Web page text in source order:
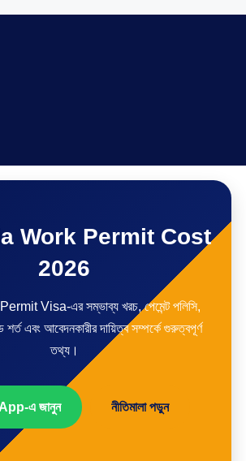
Work Permit Cost
2026
Visa-এর সম্ভাব্য খরচ, পেমেন্ট পলিসি,
শর্ত এবং আবেদনকারীর দায়িত্ব সম্পর্কে গুরুত্বপূর্ণ
তথ্য।
এ জানুন নীতিমালা পড়ুন